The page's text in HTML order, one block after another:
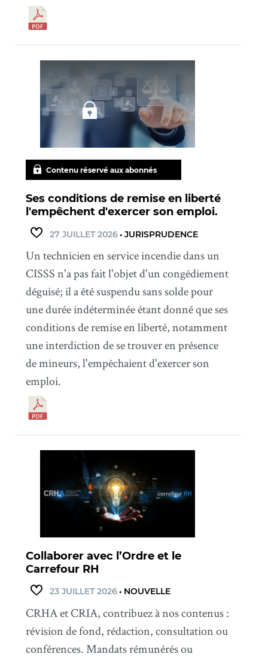
Contenu réservé aux abonnés
Ses conditions de remise en liberté
l'empêchent d'exercer son emploi.
27 JUILLET 2026• JURISPRUDENCE
Un technicien en service incendie dans un
CISSS n'a pas fait l'objet d'un congédiement
déguisé; il a été suspendu sans solde pour
une durée indéterminée étant donné que ses
conditions de remise en liberté, notamment
une interdiction de se trouver en présence
de mineurs, l'empêchaient d'exercer son
emploi.
Collaborer avec l’Ordre et le
Carrefour RH
23 JUILLET 2026• NOUVELLE
CRHA et CRIA, contribuez à nos contenus :
révision de fond, rédaction, consultation ou
conférences. Mandats rémunérés ou